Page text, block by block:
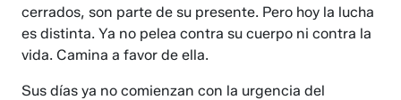
cerrados, son parte de su presente. Pero hoy la lucha
es distinta. Ya no pelea contra su cuerpo ni contra la
vida. Camina a favor de ella.
Sus días ya no comienzan con la urgencia del